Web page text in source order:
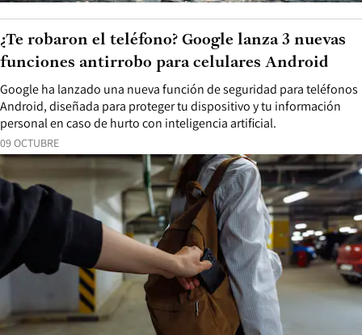
09 OCTUBRE
Google ha lanzado una nueva función de seguridad para teléfonos
Android, diseñada para proteger tu dispositivo y tu información
personal en caso de hurto con inteligencia artificial.
¿Te robaron el teléfono? Google lanza 3 nuevas
funciones antirrobo para celulares Android